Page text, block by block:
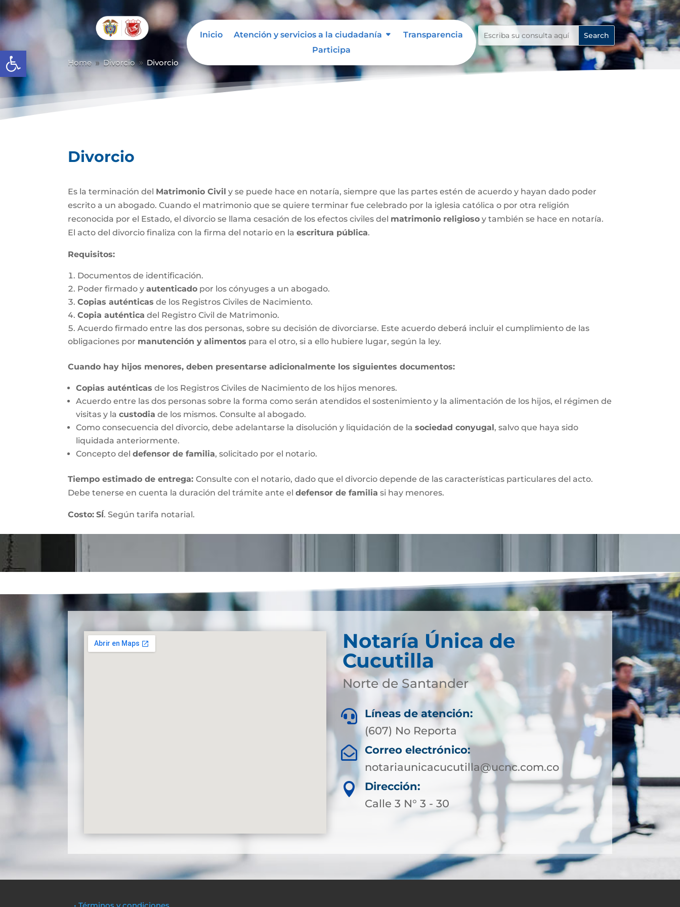
Abrir barra de herramientas
Inicio Atención y servicios a la ciudadanía
Transparencia
Participa
Home 9 Divorcio 9 Divorcio
Divorcio
Es la terminación del Matrimonio Civil y se puede hace en notaría, siempre que las partes estén de acuerdo y hayan dado poder
escrito a un abogado. Cuando el matrimonio que se quiere terminar fue celebrado por la iglesia católica o por otra religión
reconocida por el Estado, el divorcio se llama cesación de los efectos civiles del matrimonio religioso y también se hace en notaría.
El acto del divorcio finaliza con la firma del notario en laescritura pública.
Requisitos:
Documentos de identificación.
Poder firmado yautenticado por los cónyuges a un abogado.
Copias auténticas de los Registros Civiles de Nacimiento.
Copia auténtica del Registro Civil de Matrimonio.
Acuerdo firmado entre las dos personas, sobre su decisión de divorciarse. Este acuerdo deberá incluir el cumplimiento de las
obligaciones por manutención y alimentos para el otro, si a ello hubiere lugar, según la ley.
Cuando hay hijos menores, deben presentarse adicionalmente los siguientes documentos:
Copias auténticas de los Registros Civiles de Nacimiento de los hijos menores.
Acuerdo entre las dos personas sobre la forma como serán atendidos el sostenimiento y la alimentación de los hijos, el régimen de
visitas y lacustodia de los mismos. Consulte al abogado.
Como consecuencia del divorcio, debe adelantarse la disolución y liquidación de lasociedad conyugal, salvo que haya sido
liquidada anteriormente.
Concepto deldefensor de familia, solicitado por el notario.
Tiempo estimado de entrega:Consulte con el notario, dado que el divorcio depende de las características particulares del acto.
Debe tenerse en cuenta la duración del trámite ante eldefensor de familia si hay menores.
Costo: SÍ. Según tarifa notarial.
Notaría Única de
Cucutilla
Norte de Santander

Líneas de atención:
(607) No Reporta

Correo electrónico:
notariaunicacucutilla@ucnc.com.co

Dirección:
Calle 3 N° 3 - 30
• Términos y condiciones